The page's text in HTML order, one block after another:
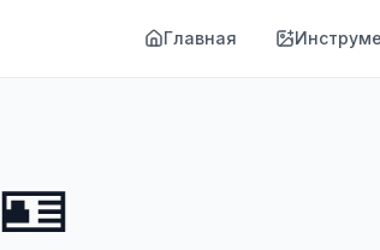
Главная
🪪